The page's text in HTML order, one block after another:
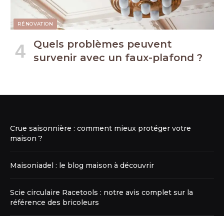
RÉNOVATION
Quels problèmes peuvent
survenir avec un faux-plafond ?
Crue saisonnière : comment mieux protéger votre
maison ?
Maisoniadel : le blog maison à découvrir
Scie circulaire Racetools : notre avis complet sur la
référence des bricoleurs